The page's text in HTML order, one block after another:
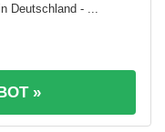
Deutschland - ...
»